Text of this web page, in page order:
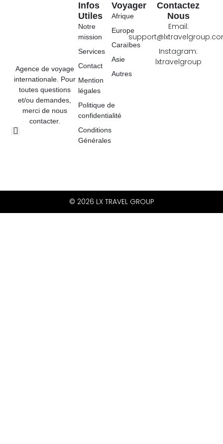
Agence de voyage
internationale. Pour
toutes questions
et/ou demandes,
merci de nous
contacter.
Voyager
Afrique
Europe
Caraïbes
Asie
Autres
Infos
Utiles
Notre
mission
Services
Contact
Mention
légales
Politique de
confidentialité
Conditions
Générales
Contactez
Nous
Email:
Instagram:
lxtravelgroup
© 2026 LX TRAVEL GROUP